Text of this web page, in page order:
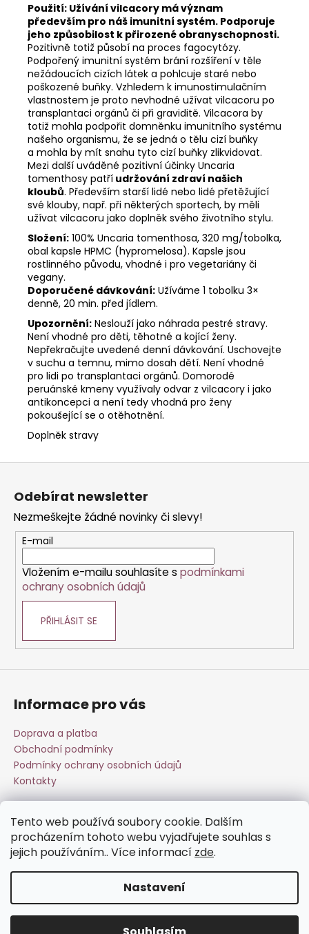
Tento web používá soubory cookie. Dalším
procházením tohoto webu vyjadřujete souhlas s
jejich používáním.. Více informací zde.
Nastavení
Použití: Užívání vilcacory má význam
především pro náš imunitní systém. Podporuje
jeho způsobilost k přirozené obranyschopnosti.
Pozitivně totiž působí na proces fagocytózy.
Podpořený imunitní systém brání rozšíření v těle
nežádoucích cizích látek a pohlcuje staré nebo
poškozené buňky. Vzhledem k imunostimulačním
vlastnostem je proto nevhodné užívat vilcacoru po
transplantaci orgánů či při graviditě. Vilcacora by
totiž mohla podpořit domněnku imunitního systému
našeho organismu, že se jedná o tělu cizí buňky
a mohla by mít snahu tyto cizí buňky zlikvidovat.
Mezi další uváděné pozitivní účinky Uncaria
tomenthosy patří udržování zdraví našich
kloubů. Především starší lidé nebo lidé přetěžující
své klouby, např. při některých sportech, by měli
užívat vilcacoru jako doplněk svého životního stylu.
Složení: 100% Uncaria tomenthosa, 320 mg/tobolka,
obal kapsle HPMC (hypromelosa). Kapsle jsou
rostlinného původu, vhodné i pro vegetariány či
vegany.
Doporučené dávkování: Užíváme 1 tobolku 3×
denně, 20 min. před jídlem.
Upozornění: Neslouží jako náhrada pestré stravy.
Není vhodné pro děti, těhotné a kojící ženy.
Nepřekračujte uvedené denní dávkování. Uschovejte
v suchu a temnu, mimo dosah dětí. Není vhodné
pro lidi po transplantaci orgánů. Domorodé
peruánské kmeny využívaly odvar z vilcacory i jako
antikoncepci a není tedy vhodná pro ženy
pokoušející se o otěhotnění.
Doplněk stravy
Z
Odebírat newsletter
Nezmeškejte žádné novinky či slevy!
E-mail
Vložením e-mailu souhlasíte s podmínkami
ochrany osobních údajů
PŘIHLÁSIT SE
Informace pro vás
Doprava a platba
Obchodní podmínky
Podmínky ochrany osobních údajů
Kontakty
Přijímáme online platby